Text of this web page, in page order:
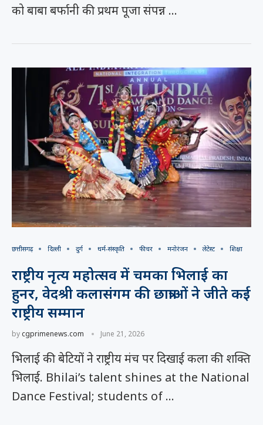
को बाबा बर्फानी की प्रथम पूजा संपन्न …
छत्तीसगढ़ दिल्ली दुर्ग धर्म-संस्कृति फीचर मनोरंजन लेटेस्ट शिक्षा
राष्ट्रीय नृत्य महोत्सव में चमका भिलाई का
हुनर, वेदश्री कलासंगम की छात्राओं ने जीते कई
राष्ट्रीय सम्मान
bycgprimenews.com June 21, 2026
भिलाई की बेटियों ने राष्ट्रीय मंच पर दिखाई कला की शक्ति
भिलाई. Bhilai’s talent shines at the National
Dance Festival; students of …